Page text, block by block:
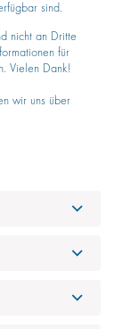
sind.
nicht an Dritte
für
Vielen Dank!
wir uns über